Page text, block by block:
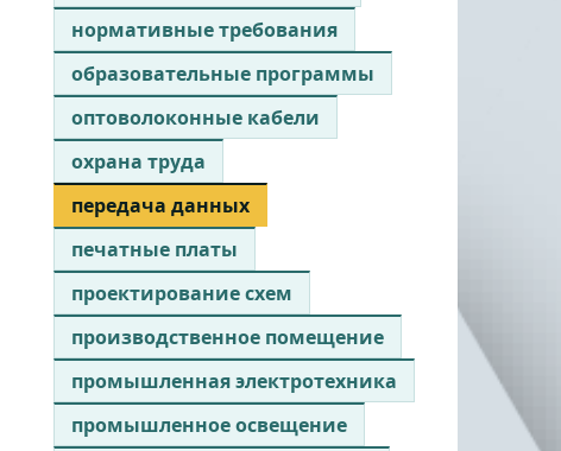
нормативные требования
образовательные программы
оптоволоконные кабели
охрана труда
передача данных
печатные платы
проектирование схем
производственное помещение
промышленная электротехника
промышленное освещение